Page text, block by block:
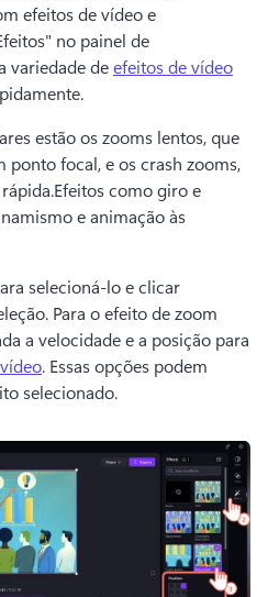
efeitos de vídeo e
no painel de
variedade de efeitos de vídeo
estão os zooms lentos, que
focal, e os crash zooms,
Efeitos como giro e
e animação às
selecioná-lo e clicar
Para o efeito de zoom
. Essas opções podem
selecionado.